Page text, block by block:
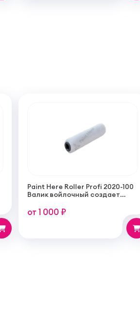
Paint Here Roller Profi 2020-100
Валик войлочный создает
покрытия 100мм
от 1 000 ₽